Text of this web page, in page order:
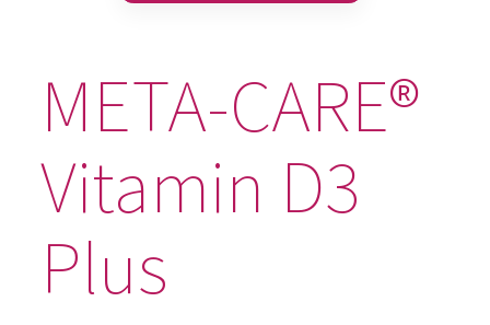
META-CARE®
Vitamin D3
Plus